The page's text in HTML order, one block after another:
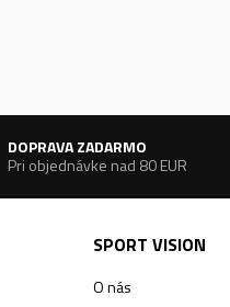
DOPRAVA ZADARMO
Pri objednávke nad 80 EUR
SPORT VISION
O nás